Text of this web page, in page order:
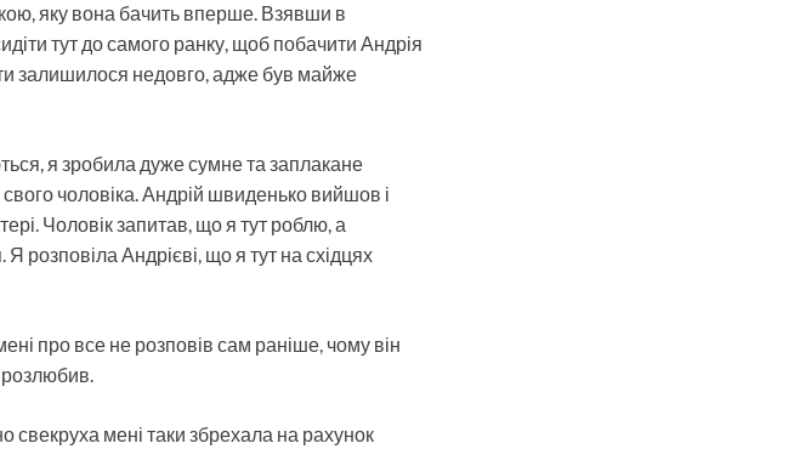
яку вона бачить вперше. Взявши в
тут до самого ранку, щоб побачити Андрія
залишилося недовго, адже був майже
я зробила дуже сумне та заплакане
чоловіка. Андрій швиденько вийшов і
Чоловік запитав, що я тут роблю, а
розповіла Андрієві, що я тут на східцях
про все не розповів сам раніше, чому він
розлюбив.
свекруха мені таки збрехала на рахунок